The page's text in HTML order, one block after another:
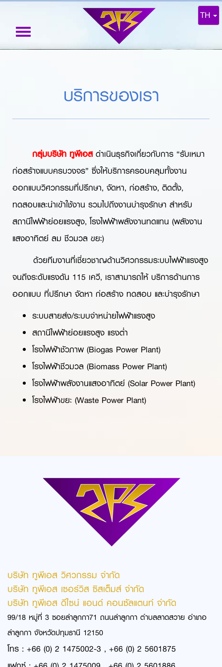
Toggle
navigation
TH
บริการของเรา
กลุ่มบริษัท ทูพีเอสดำเนินธุรกิจเกี่ยวกับการ “รับเหมา
ก่อสร้างแบบครบวงจร” ซึ่งให้บริการครอบคลุมทั้งงาน
ออกแบบวิศวกรรมที่ปรึกษา, จัดหา, ก่อสร้าง, ติดตั้ง,
ทดสอบและนำเข้าใช้งาน รวมไปถึงงานบำรุงรักษา สำหรับ
สถานีไฟฟ้าย่อยแรงสูง, โรงไฟฟ้าพลังงานทดแทน (พลังงาน
แสงอาทิตย์ ลม ชีวมวล ขยะ)
ด้วยทีมงานที่เชี่ยวชาญด้านวิศวกรรมระบบไฟฟ้าแรงสูง
จนถึงระดับแรงดัน 115 เควี, เราสามารถให้ บริการด้านการ
ออกแบบ ที่ปรึกษา จัดหา ก่อสร้าง ทดสอบ และบำรุงรักษา
ระบบสายส่ง/ระบบจำหน่ายไฟฟ้าแรงสูง
สถานีไฟฟ้าย่อยแรงสูง แรงต่ำ
โรงไฟฟ้าชัวภาพ (Biogas Power Plant)
โรงไฟฟ้าชีวมวล (Biomass Power Plant)
โรงไฟฟ้าพลังงานแสงอาทิตย์ (Solar Power Plant)
โรงไฟฟ้าขยะ (Waste Power Plant)
บริษัท ทูพีเอส วิศวกรรม จำกัด
บริษัท ทูพีเอส เซอร์วิส ซิสเต็มส์ จำกัด
บริษัท ทูพีเอส ดีไซน์ แอนด์ คอนซัลแตนท์ จำกัด
99/18 หมู่ที่ 3 ซอยลำลูกกา71 ถนนลำลูกกา ตำบลลาดสวาย อำเภอ
ลำลูกกา จังหวัดปทุมธานี 12150
โทร : +66 (0) 2 1475002-3 , +66 (0) 2 5601875